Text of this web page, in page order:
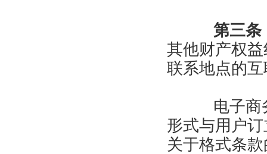
第三条
其他财产权
联系地点的
电子商务
形式与用户
关于格式条